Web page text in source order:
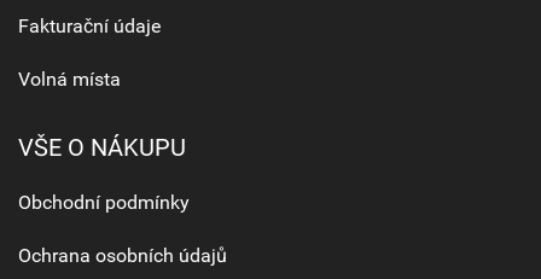
Fakturační údaje
Volná místa
VŠE O NÁKUPU
Obchodní podmínky
Ochrana osobních údajů